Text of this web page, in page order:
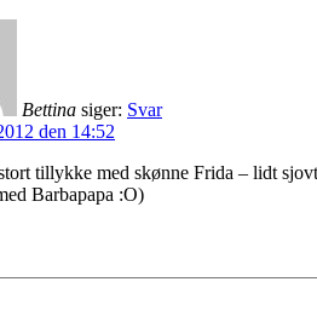
Bettina siger: Svar
den 14:52
tillykke med skønne Frida – lidt
Barbapapa :O)